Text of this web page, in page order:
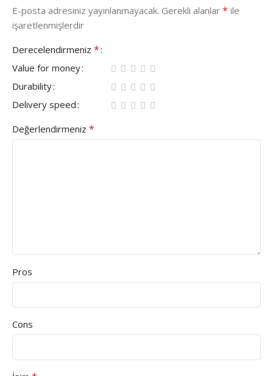
E-posta adresiniz yayınlanmayacak. Gerekli alanlar * ile
işaretlenmişlerdir
Derecelendirmeniz *
Value for money
Durability
Delivery speed
Değerlendirmeniz *
Pros
Cons